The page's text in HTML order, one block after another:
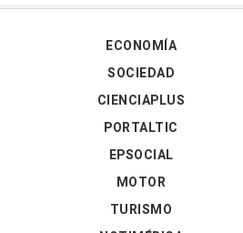
ECONOMÍA
SOCIEDAD
CIENCIAPLUS
PORTALTIC
EPSOCIAL
MOTOR
TURISMO